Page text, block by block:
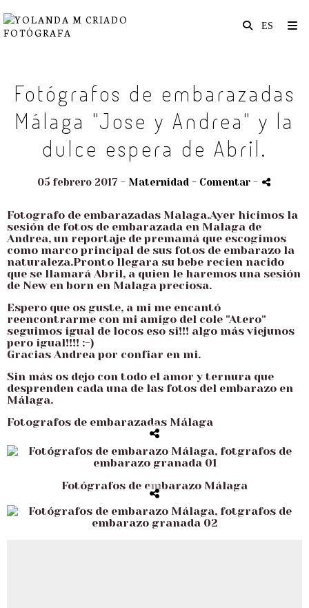
Fotógrafos de embarazadas
Málaga "Jose y Andrea" y la
dulce espera de Abril.
05 febrero 2017 - Maternidad - Comentar -
Fotografo de embarazadas Malaga.Ayer hicimos la
sesión de fotos de embarazada en Malaga de
Andrea, un reportaje de premamá que escogimos
como marco principal de sus fotos de embarazo la
naturaleza.Pronto llegara su bebe recien nacido
que se llamará Abril, a quien le haremos una sesión
de New en born en Malaga preciosa.
Espero que os guste, a mi me encantó
reencontrarme con mi amigo del cole "Atero"
seguimos igual de locos eso si!!! algo más viejunos
pero igual!!!! :-)
Gracias Andrea por confiar en mi.
Sin más os dejo con todo el amor y ternura que
desprenden cada una de las fotos del embarazo en
Málaga.
Fotografos de embarazadas Málaga
Fotógrafos de embarazo Málaga